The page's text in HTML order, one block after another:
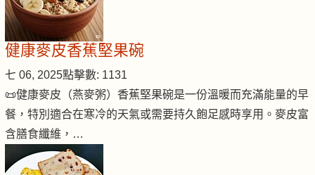
健康麥皮香蕉堅果碗
七 06, 2025點擊數: 1131
📜健康麥皮（燕麥粥）香蕉堅果碗是一份溫暖而充滿能量的早
餐，特別適合在寒冷的天氣或需要持久飽足感時享用。麥皮富
含膳食纖維，…